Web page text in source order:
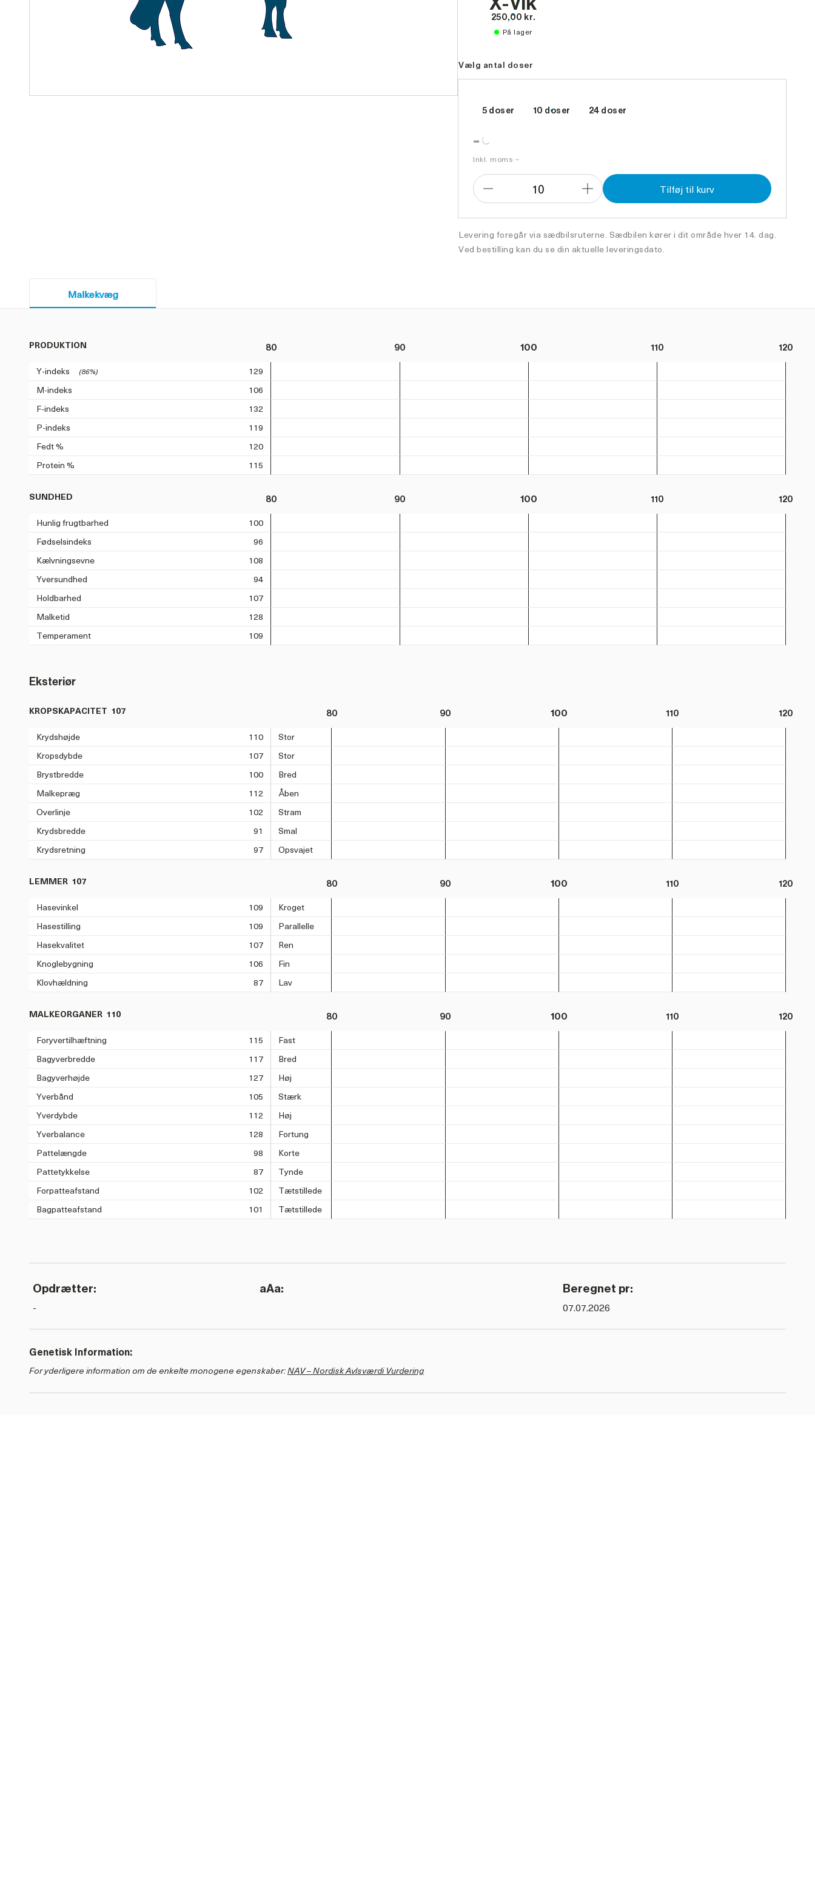
250,00 kr.
På lager
Vælg antal doser
5 doser 10 doser 24 doser
-
Inkl. moms –
10
Forøg
Tilføj til kurv
Levering foregår via sædbilsruterne. Sædbilen kører i dit område hver 14. dag.
Ved bestilling kan du se din aktuelle leveringsdato.
Malkekvæg
PRODUKTION 80 90 100 110 120
Y-indeks (86%)
129
M-indeks
106
F-indeks
132
P-indeks
119
Fedt %
120
Protein %
115
SUNDHED 80 90 100 110 120
Hunlig frugtbarhed
100
Fødselsindeks
96
Kælvningsevne
108
Yversundhed
94
Holdbarhed
107
Malketid
128
Temperament
109
Eksteriør
KROPSKAPACITET 107 80 90 100 110 120
Krydshøjde 110
Stor
Kropsdybde
107
Stor
Brystbredde
100
Bred
Malkepræg
112
Åben
Overlinje
102
Stram
Krydsbredde
91
Smal
Krydsretning
97 Opsvajet
LEMMER 107 80 90 100 110 120
Hasevinkel 109
Kroget
Hasestilling
109
Parallelle
Hasekvalitet
107
Ren
Knoglebygning
106
Fin
Klovhældning
87 Lav
MALKEORGANER 110 80 90 100 110 120
Foryvertilhæftning 115
Fast
Bagyverbredde
117
Bred
Bagyverhøjde
127
Høj
Yverbånd
105
Stærk
Yverdybde
112
Høj
Yverbalance
128
Fortung
Pattelængde
98
Korte
Pattetykkelse
87
Tynde
Forpatteafstand
102
Tætstillede
Bagpatteafstand
101 Tætstillede
Opdrætter: aAa: Beregnet pr:
- 07.07.2026
Genetisk Information:
For yderligere information om de enkelte monogene egenskaber:NAV – Nordisk Avlsværdi Vurdering